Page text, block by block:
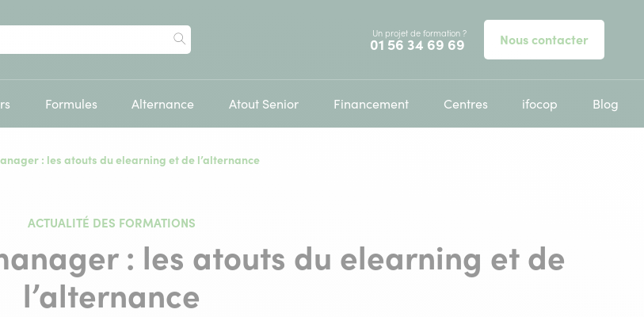
Rechercher
Un projet de formation ?
Appelez-nous au
01 56 34 69 69 Nous contacter
Formules Alternance Atout Senior Financement Centres ifocop Blog
: les atouts du elearning et de l’alternance
ACTUALITÉ DES FORMATIONS
: les atouts du elearning et de
l’alternance